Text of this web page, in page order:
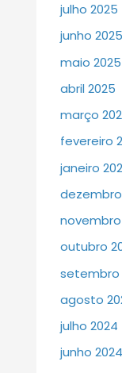
julho 2025
junho 2025
maio 2025
abril 2025
março
fevereiro
janeiro
novembro
outubro
setembro
agosto
julho 2024
junho 2024